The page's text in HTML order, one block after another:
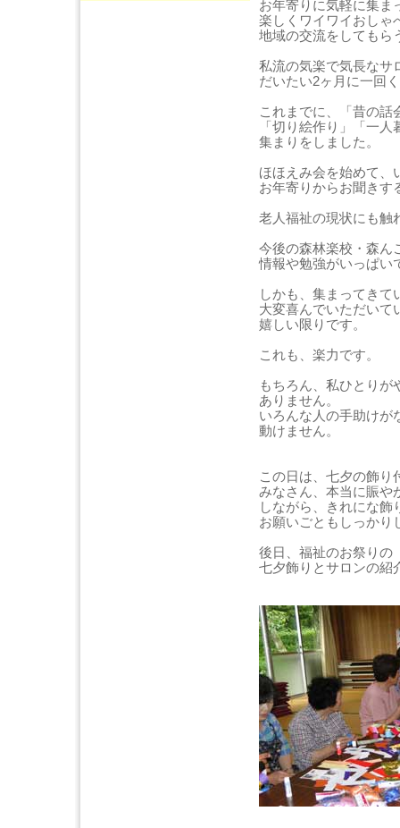
お年寄りに気軽に集ま
楽しくワイワイおしゃ
地域の交流をしてもら
私流の気楽で気長なサ
だいたい2ヶ月に一回
これまでに、「昔の話
「切り絵作り」「一
集まりをしました。
ほほえみ会を始めて、
お年寄りからお聞きす
老人福祉の現状にも触
今後の森林楽校・森ん
情報や勉強がいっぱい
しかも、集まってきて
大変喜んでいただいて
嬉しい限りです。
これも、楽力です。
もちろん、私ひとりが
ありません。
いろんな人の手助けが
動けません。
この日は、七夕の飾り
みなさん、本当に賑や
しながら、きれにな飾
お願いごともしっかり
後日、福祉のお祭りの
七夕飾りとサロンの紹